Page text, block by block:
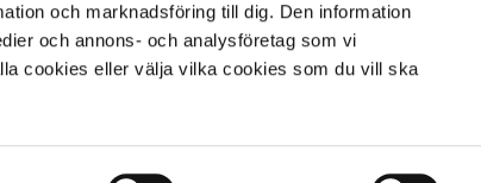
och marknadsföring till dig. Den information
och annons- och analysföretag som vi
cookies eller välja vilka cookies som du vill ska